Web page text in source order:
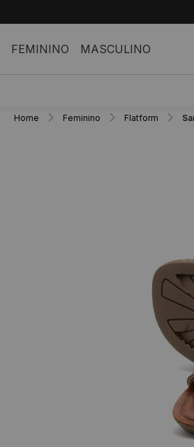
FEMININO MASCULINO
Home Feminino Flatform